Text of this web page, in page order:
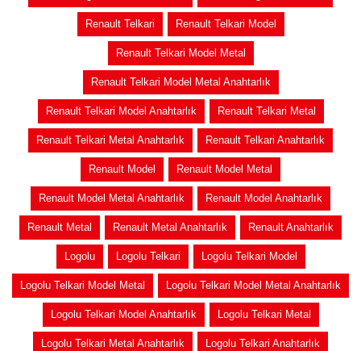
Renault Telkari Renault Telkari Model
Renault Telkari Model Metal
Renault Telkari Model Metal Anahtarlık
Renault Telkari Model Anahtarlık Renault Telkari Metal
Renault Telkari Metal Anahtarlık Renault Telkari Anahtarlık
Renault Model Renault Model Metal
Renault Model Metal Anahtarlık Renault Model Anahtarlık
Renault Metal Renault Metal Anahtarlık Renault Anahtarlık
Logolu Logolu Telkari Logolu Telkari Model
Logolu Telkari Model Metal Logolu Telkari Model Metal Anahtarlık
Logolu Telkari Model Anahtarlık Logolu Telkari Metal
Logolu Telkari Metal Anahtarlık Logolu Telkari Anahtarlık